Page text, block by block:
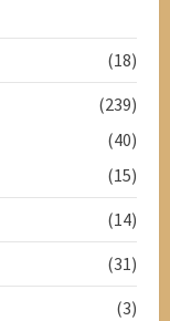
(18)
(239)
(40)
(15)
(14)
(31)
(3)